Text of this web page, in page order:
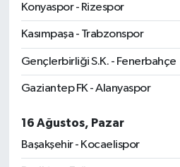
Konyaspor - Rizespor
Kasımpaşa - Trabzonspor
Gençlerbirliği S.K. - Fenerbahçe
Gaziantep FK - Alanyaspor
16 Ağustos, Pazar
Başakşehir - Kocaelispor